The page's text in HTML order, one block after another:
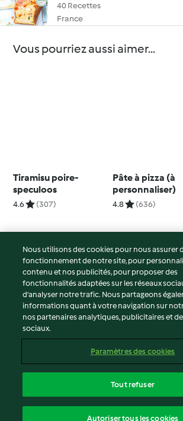
40 Recettes
France
Vous pourriez aussi aimer...
Tiramisu poire-
speculoos
4.6 (307)
Pâte à pizza (à
personnaliser)
4.8 (636)
© Copyright 2026
Conditions d'utilisation
Politique de confidentialité
Non-responsabilité
Mentions légales
Contenu du rapport
Déclaration d'accessibilité
Nous utilisons des cookies pour nous assurer
fonctionnement de notre site, pour
contenu et nos publicités, pour proposer des
fonctionnalités adaptées sur les réseaux
d’analyser notre trafic. Nous partageons
informations quant à votre navigation sur
nos partenaires analytiques, publicitaires et
sociaux.
Paramètres des cookies
Tout refuser
Autoriser tous les cookies